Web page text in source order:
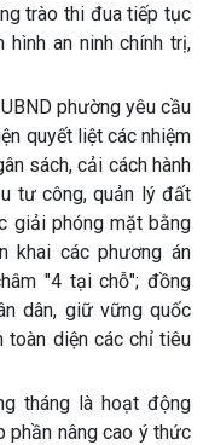
trào thi đua tiếp tục
an ninh chính trị,
phường yêu cầu
quyết liệt các nhiệm
sách, cải cách hành
tư công, quản lý đất
giải phóng mặt bằng
khai các phương án
"4 tại chỗ"; đồng
dân, giữ vững quốc
toàn diện các chỉ tiêu
tháng là hoạt động
phần nâng cao ý thức